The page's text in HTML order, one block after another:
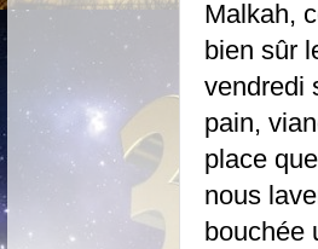
Malkah,
bien sûr
vendredi
pain,
place
nous
bouchée